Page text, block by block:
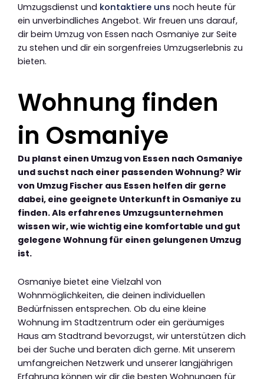
Umzugsdienst und kontaktiere uns noch heute für
ein unverbindliches Angebot. Wir freuen uns darauf,
dir beim Umzug von Essen nach Osmaniye zur Seite
zu stehen und dir ein sorgenfreies Umzugserlebnis zu
bieten.
Wohnung finden
in Osmaniye
Du planst einen Umzug von Essen nach Osmaniye
und suchst nach einer passenden Wohnung? Wir
von Umzug Fischer aus Essen helfen dir gerne
dabei, eine geeignete Unterkunft in Osmaniye zu
finden. Als erfahrenes Umzugsunternehmen
wissen wir, wie wichtig eine komfortable und gut
gelegene Wohnung für einen gelungenen Umzug
ist.
Osmaniye bietet eine Vielzahl von
Wohnmöglichkeiten, die deinen individuellen
Bedürfnissen entsprechen. Ob du eine kleine
Wohnung im Stadtzentrum oder ein geräumiges
Haus am Stadtrand bevorzugst, wir unterstützen dich
bei der Suche und beraten dich gerne. Mit unserem
umfangreichen Netzwerk und unserer langjährigen